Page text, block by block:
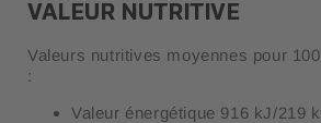
VALEUR NUTRITIVE
Valeurs nutritives moyennes pour
:
Valeur énergétique 916 kJ/219